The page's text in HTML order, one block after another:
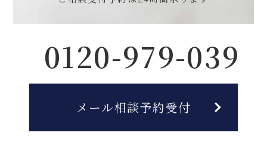
0120-979-039
メール相談予約受付